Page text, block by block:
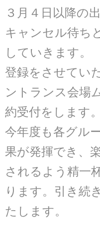
３月４日以降の
キャンセル待ち
していきます。
登録をさせてい
ントランス会場
約受付をします。
今年度も各グル
果が発揮でき、
されるよう精一杯
ります。引き続
たします。